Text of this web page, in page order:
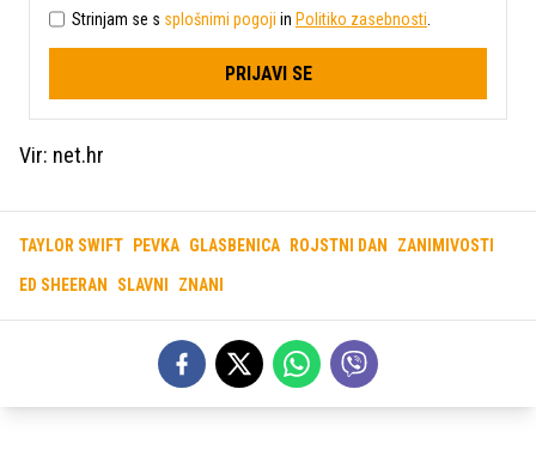
Strinjam se s splošnimi pogoji in Politiko zasebnosti
PRIJAVI SE
Vir: net.hr
TAYLOR SWIFT PEVKA GLASBENICA ROJSTNI DAN ZANIMIVOSTI
ED SHEERAN SLAVNI ZNANI